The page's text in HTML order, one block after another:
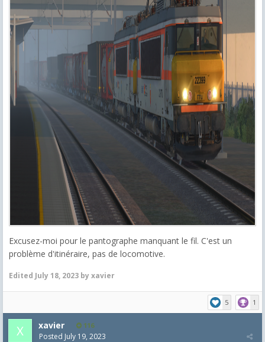
Excusez-moi pour le pantographe manquant le fil. C'est un
problème d'itinéraire, pas de locomotive.
Edited July 18, 2023 by xavier
5 1
xavier 116
Posted July 19, 2023